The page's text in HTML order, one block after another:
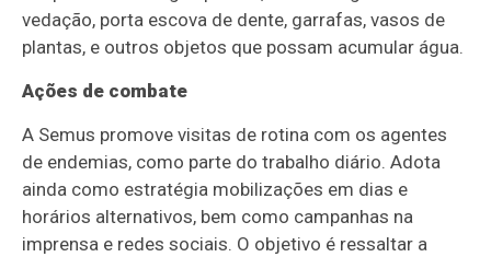
vedação, porta escova de dente, garrafas, vasos de
plantas, e outros objetos que possam acumular água.
Ações de combate
A Semus promove visitas de rotina com os agentes
de endemias, como parte do trabalho diário. Adota
ainda como estratégia mobilizações em dias e
horários alternativos, bem como campanhas na
imprensa e redes sociais. O objetivo é ressaltar a